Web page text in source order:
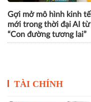
Gợi mở mô hình kinh tế
mới trong thời đại AI từ
“Con đường tương lai”
TÀI CHÍNH